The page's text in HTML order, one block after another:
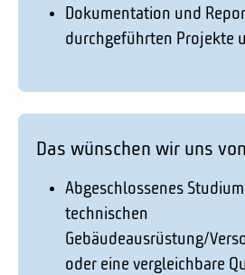
Dokumentation und
durchgeführten Projekte
Das wünschen wir uns
Abgeschlossenes
technischen
Gebäudeausrüstung/
oder eine vergleichbare